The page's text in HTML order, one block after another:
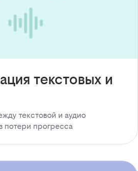
текстовых и
текстовой и аудио
потери прогресса